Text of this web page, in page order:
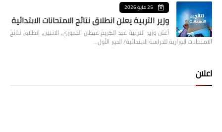
25 مايو 2026
وزير التربية يعلن انطلاق نتائج الامتحانات الابتدائية
أعلن وزير التربية عبد الكريم عبطان الجبوري، الاثنين، انطلاق نتائج
الامتحانات الوزارية للدراسة الابتدائية/ الدور الأول…
اعلان